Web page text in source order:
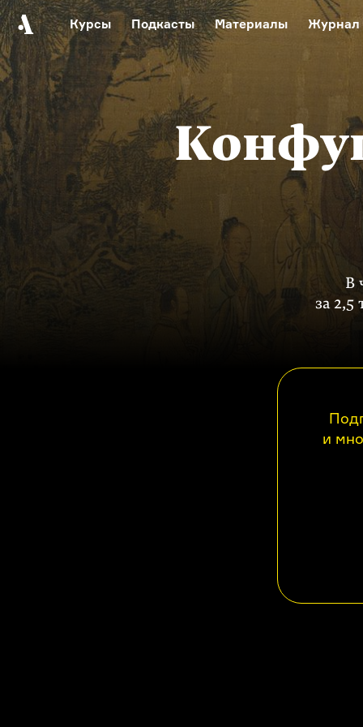
Курсы Подкасты Материалы Журнал
Автор среди нас
В
за2,5
и